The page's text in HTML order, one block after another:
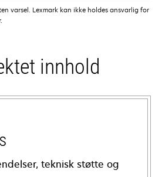
varsel. Lexmark kan ikke holdes ansvarlig for
innhold
teknisk støtte og